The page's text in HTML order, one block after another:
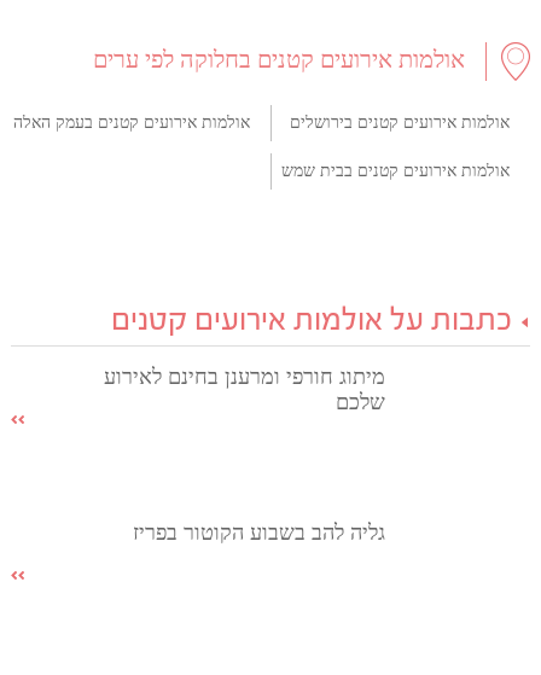
אולמות אירועים קטנים בחלוקה לפי ערים
אולמות אירועים קטנים בירושלים אולמות אירועים קטנים בעמק האלה
אולמות אירועים קטנים בבית שמש
כתבות על אולמות אירועים קטנים
מיתוג חורפי ומרענן בחינם לאירוע
שלכם
גליה להב בשבוע הקוטור בפריז